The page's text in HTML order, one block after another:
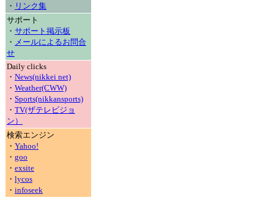
・ リンク集
サポート
・ サポート掲示板
・ メールによるお問合
せ
Daily clicks
・ News(nikkei net)
・ Weather(CWW)
・ Sports(nikkansports)
・ TV(ザテレビジョ
ン）
検索エンジン
・ Yahoo!
・ goo
・ exsite
・ lycos
・ infoseek